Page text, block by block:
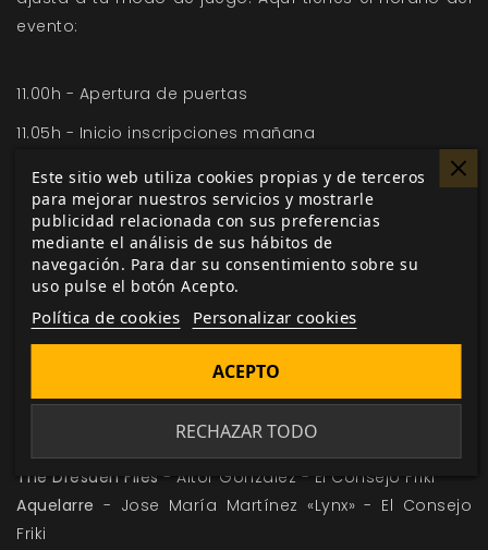
evento:
11.00h - Apertura de puertas
11.05h - Inicio inscripciones mañana
11:30h - Inicio de partidas
Nuestra mejor y última Esperanza- Luis Fernández
Labyrinth Lord +DungeonSpain- José Valverde
Antiguo y Colosal (MundosFate) - José Lomo
El Resurgir del Dragón- Juan Sixto - Colectivo 9
Hitos, Guía Genérica - Andrea Iglesias - Colectivo 9
16.00h - Inicio Inscripciones tarde
16.30h - Inicio de partidas
The Dresden Files - Aitor González - El Consejo Friki
Aquelarre - Jose María Martínez «Lynx» - El Consejo
Friki
Este sitio web utiliza cookies propias y de terceros
para mejorar nuestros servicios y mostrarle
publicidad relacionada con sus preferencias
mediante el análisis de sus hábitos de
navegación. Para dar su consentimiento sobre su
uso pulse el botón Acepto.
Política de cookies Personalizar cookies
RECHAZAR TODO
ACEPTO